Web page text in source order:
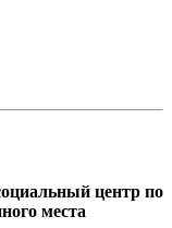
центр по
места